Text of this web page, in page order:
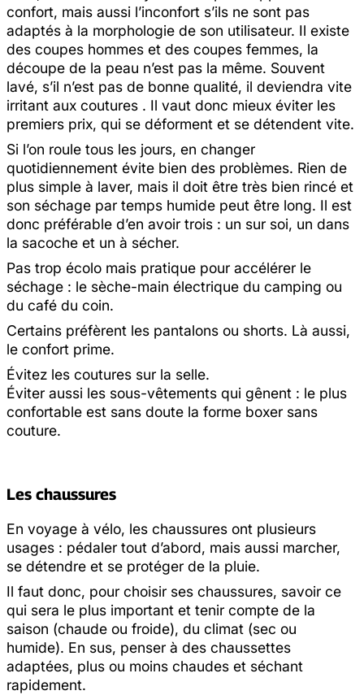
confort, mais aussi l’inconfort s’ils ne sont pas
adaptés à la morphologie de son utilisateur. Il existe
des coupes hommes et des coupes femmes, la
découpe de la peau n’est pas la même. Souvent
lavé, s’il n’est pas de bonne qualité, il deviendra vite
irritant aux coutures . Il vaut donc mieux éviter les
premiers prix, qui se déforment et se détendent vite.
Si l’on roule tous les jours, en changer
quotidiennement évite bien des problèmes. Rien de
plus simple à laver, mais il doit être très bien rincé et
son séchage par temps humide peut être long. Il est
donc préférable d’en avoir trois : un sur soi, un dans
la sacoche et un à sécher.
Pas trop écolo mais pratique pour accélérer le
séchage : le sèche-main électrique du camping ou
du café du coin.
Certains préfèrent les pantalons ou shorts. Là aussi,
le confort prime.
Évitez les coutures sur la selle.
Éviter aussi les sous-vêtements qui gênent : le plus
confortable est sans doute la forme boxer sans
couture.
Les chaussures
En voyage à vélo, les chaussures ont plusieurs
usages : pédaler tout d’abord, mais aussi marcher,
se détendre et se protéger de la pluie.
Il faut donc, pour choisir ses chaussures, savoir ce
qui sera le plus important et tenir compte de la
saison (chaude ou froide), du climat (sec ou
humide). En sus, penser à des chaussettes
adaptées, plus ou moins chaudes et séchant
rapidement.